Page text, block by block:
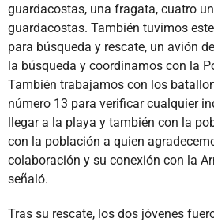
guardacostas, una fragata, cuatro
guardacostas. También tuvimos
para búsqueda y rescate, un avión
la búsqueda y coordinamos con la
También trabajamos con los
número 13 para verificar cualquier
llegar a la playa y también con la
con la población a quien
colaboración y su conexión con la
señaló.
Tras su rescate, los dos jóvenes